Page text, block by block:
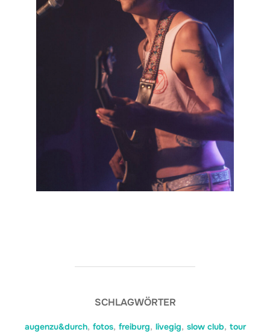
SCHLAGWÖRTER
augenzu&durch, fotos, freiburg, livegig, slow club, tour